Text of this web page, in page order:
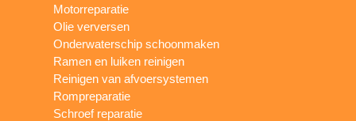
Motorreparatie
Olie verversen
Onderwaterschip schoonmaken
Ramen en luiken reinigen
Reinigen van afvoersystemen
Rompreparatie
Schroef reparatie